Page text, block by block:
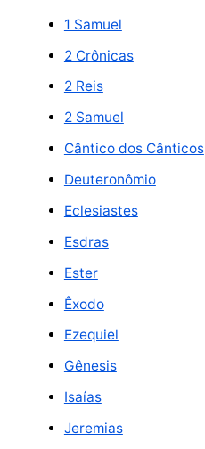
1 Samuel
2 Crônicas
2 Reis
2 Samuel
Cântico dos Cânticos
Deuteronômio
Eclesiastes
Esdras
Ester
Êxodo
Ezequiel
Gênesis
Isaías
Jeremias